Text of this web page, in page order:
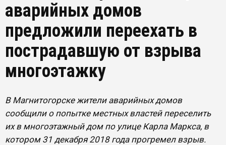
аварийных домов
предложили переехать в
пострадавшую от взрыва
многоэтажку
В Магнитогорске жители аварийных домов
сообщили о попытке местных властей переселить
их в многоэтажный дом по улице Карла Маркса, в
котором 31 декабря 2018 года прогремел взрыв.